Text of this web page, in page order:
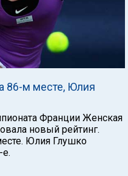
86-м месте, Юлия
Франции Женская
новый рейтинг.
Юлия Глушко
е.